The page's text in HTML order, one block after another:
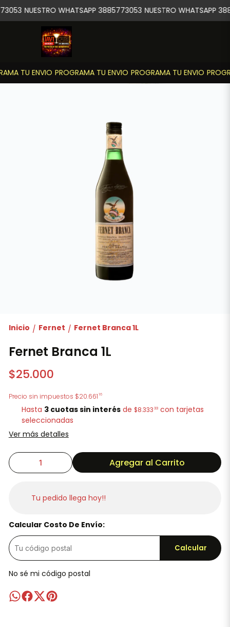
TU ENVIO PROGRAMA TU ENVIO PROGRAMA TU ENVIO
NUESTRO WHATSAPP 3885773053 NUESTRO WHATSAPP
Inicio / Fernet / Fernet Branca 1L
Fernet Branca 1L
$25.000
Precio sin impuestos $20.66116
Hasta 3 cuotas sin interés de $8.33333 con tarjetas
seleccionadas
Ver más detalles
Agregar al Carrito
Tu pedido llega hoy!!
Calcular Costo De Envío:
Calcular
No sé mi código postal